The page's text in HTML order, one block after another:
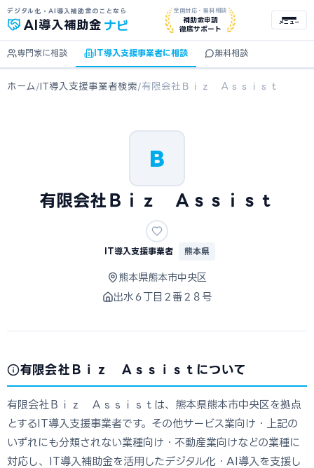
デジタル化・AI導入補助金のことなら
AI 導入補助金 ナビ
全国対応・無料相談
補助金申請
徹底サポート
メニュー
専門家に相談 IT導入支援事業者に相談 無料相談
ホーム /IT導入支援事業者検索/有限会社Ｂｉｚ Ａｓｓｉｓｔ
B
有限会社Ｂｉｚ Ａｓｓｉｓｔ
IT導入支援事業者 熊本県
熊本県熊本市中央区
出水６丁目２番２８号
有限会社Ｂｉｚ Ａｓｓｉｓｔについて
有限会社Ｂｉｚ Ａｓｓｉｓｔは、熊本県熊本市中央区を拠点
とするIT導入支援事業者です。その他サービス業向け・上記の
いずれにも分類されない業種向け・不動産業向けなどの業種に
対応し、IT導入補助金を活用したデジタル化・AI導入を支援し